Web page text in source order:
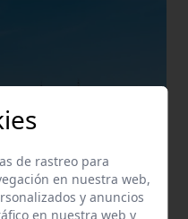
de rastreo para
en nuestra web,
y anuncios
en nuestra web y